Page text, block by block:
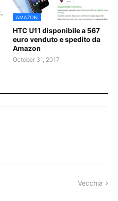
AMAZON
HTC U11 disponibile a 567
euro venduto e spedito da
Amazon
October 31, 2017
Vecchia